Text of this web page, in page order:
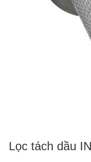
Lọc tách dầu